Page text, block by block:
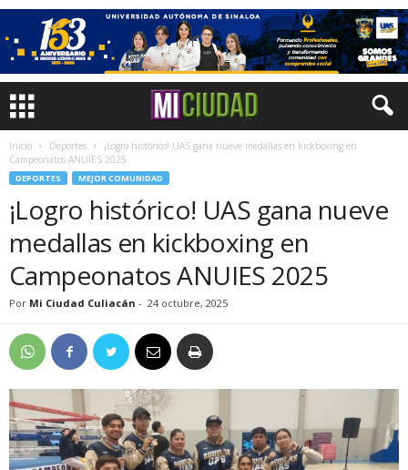
Inicio Deportes
¡Logro histórico! UAS gana nueve medallas en kickboxing en
Campeonatos ANUIES 2025
DEPORTES MEJOR COMUNIDAD
¡Logro histórico! UAS gana nueve
medallas en kickboxing en
Campeonatos ANUIES 2025
Por Mi Ciudad Culiacán - 24 octubre, 2025